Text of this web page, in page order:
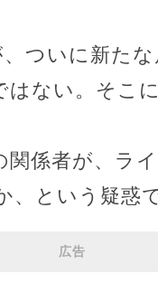
ついに新たな
ない。そこ
係者が、ラ
という疑惑
広告